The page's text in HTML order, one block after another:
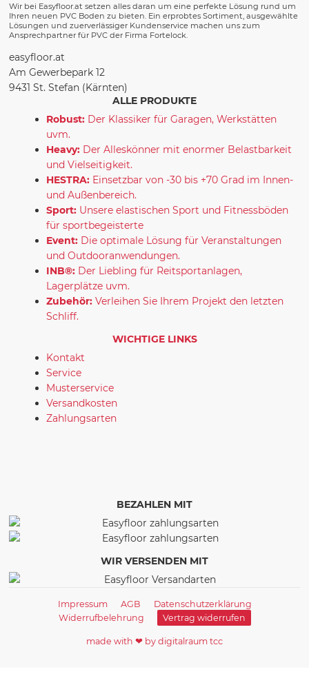
Wir bei Easyfloor.at setzen alles daran um eine perfekte Lösung rund um
Ihren neuen PVC Boden zu bieten. Ein erprobtes Sortiment, ausgewählte
Lösungen und zuerverlässiger Kundenservice machen uns zum
Ansprechpartner für PVC der Firma Fortelock.
easyfloor.at
Am Gewerbepark 12
9431 St. Stefan (Kärnten)
ALLE PRODUKTE
Robust: Der Klassiker für Garagen, Werkstätten
uvm.
Heavy: Der Alleskönner mit enormer Belastbarkeit
und Vielseitigkeit.
HESTRA: Einsetzbar von -30 bis +70 Grad im Innen-
und Außenbereich.
Sport: Unsere elastischen Sport und Fitnessböden
für sportbegeisterte
Event: Die optimale Lösung für Veranstaltungen
und Outdooranwendungen.
INB®: Der Liebling für Reitsportanlagen,
Lagerplätze uvm.
Zubehör: Verleihen Sie Ihrem Projekt den letzten
Schliff.
WICHTIGE LINKS
Kontakt
Service
Musterservice
Versandkosten
Zahlungsarten
BEZAHLEN MIT
WIR VERSENDEN MIT
Impressum AGB
Datenschutzerklärung
Widerrufbelehrung
Vertrag widerrufen
made with ❤ by digitalraum tcc